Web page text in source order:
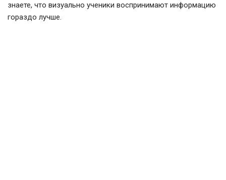
знаете, что визуально ученики воспринимают информацию
гораздо лучше.